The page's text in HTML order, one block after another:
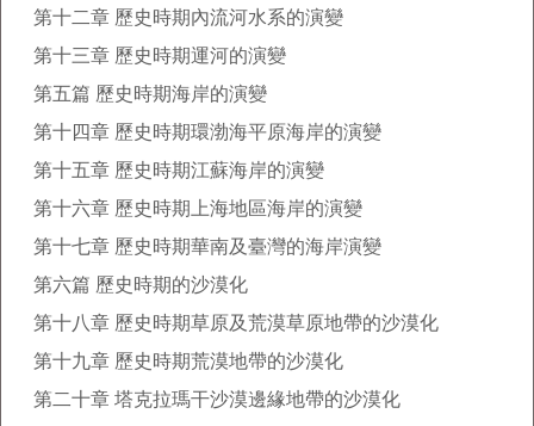
第十二章 歷史時期內流河水系的演變
第十三章 歷史時期運河的演變
第五篇 歷史時期海岸的演變
第十四章 歷史時期環渤海平原海岸的演變
第十五章 歷史時期江蘇海岸的演變
第十六章 歷史時期上海地區海岸的演變
第十七章 歷史時期華南及臺灣的海岸演變
第六篇 歷史時期的沙漠化
第十八章 歷史時期草原及荒漠草原地帶的沙漠化
第十九章 歷史時期荒漠地帶的沙漠化
第二十章 塔克拉瑪干沙漠邊緣地帶的沙漠化